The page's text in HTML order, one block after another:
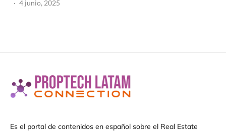
· 4 junio, 2025
Es el portal de contenidos en español sobre el Real Estate